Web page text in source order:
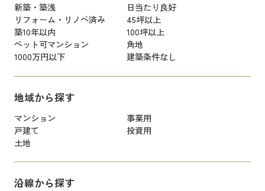
新築・築浅
日当たり良好
リフォーム・リノベ済み
45坪以上
築10年以内
100坪以上
ペット可マンション
角地
1000万円以下
建築条件なし
地域から探す
マンション
事業用
戸建て
投資用
土地
沿線から探す